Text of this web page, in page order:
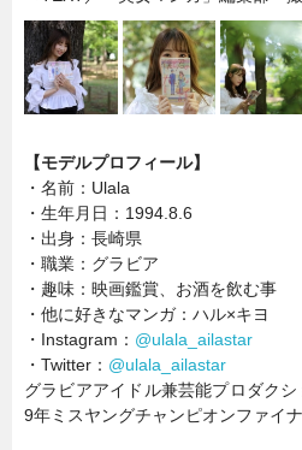
【モデルプロフィール】
・名前：Ulala
・生年月日：1994.8.6
・出身：長崎県
・職業：グラビア
・趣味：映画鑑賞、お酒を飲む事
・他に好きなマンガ：ハル×キヨ
・Instagram： @ulala_ailastar
・Twitter： @ulala_ailastar
グラビアアイドル兼芸能プロダク
9年ミスヤングチャンピオンファイ